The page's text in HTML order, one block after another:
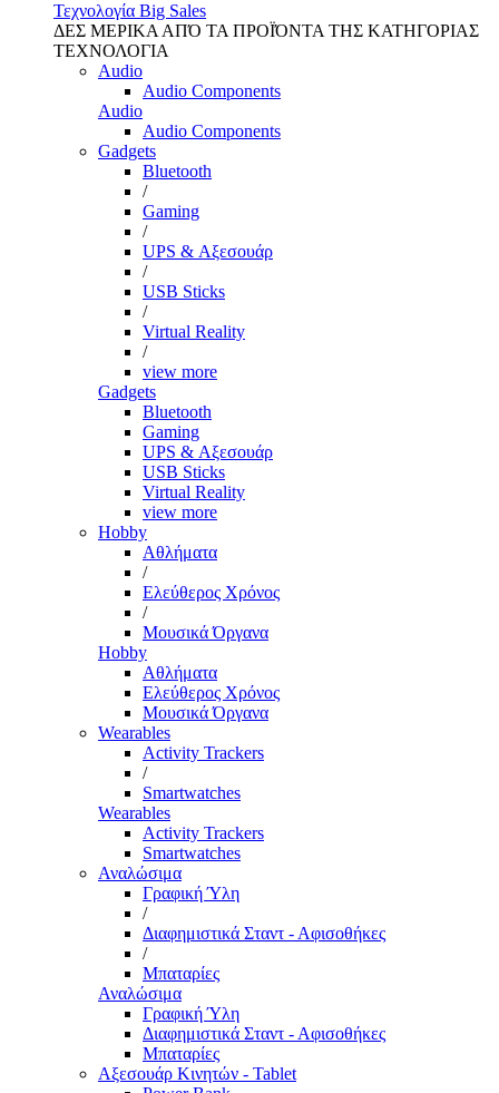
Τεχνολογία Big Sales
ΔΕΣ ΜΕΡΙΚΑ ΑΠΌ ΤΑ ΠΡΟΪΌΝΤΑ ΤΗΣ ΚΑΤΗΓΟΡΙΑΣ
ΤΕΧΝΟΛΟΓΙΑ
Audio
Audio Components
Audio
Audio Components
Gadgets
Bluetooth
/
Gaming
/
UPS & Αξεσουάρ
/
USB Sticks
/
Virtual Reality
/
view more
Gadgets
Bluetooth
Gaming
UPS & Αξεσουάρ
USB Sticks
Virtual Reality
view more
Hobby
Αθλήματα
/
Ελεύθερος Χρόνος
/
Μουσικά Όργανα
Hobby
Αθλήματα
Ελεύθερος Χρόνος
Μουσικά Όργανα
Wearables
Activity Trackers
/
Smartwatches
Wearables
Activity Trackers
Smartwatches
Αναλώσιμα
Γραφική Ύλη
/
Διαφημιστικά Σταντ - Αφισοθήκες
/
Μπαταρίες
Αναλώσιμα
Γραφική Ύλη
Διαφημιστικά Σταντ - Αφισοθήκες
Μπαταρίες
Αξεσουάρ Κινητών - Tablet